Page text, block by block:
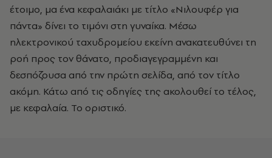
έτοιμο, μα ένα κεφαλαιάκι με τίτλο «Νιλουφέρ για
πάντα» δίνει το τιμόνι στη γυναίκα. Μέσω
ηλεκτρονικού ταχυδρομείου εκείνη ανακατευθύνει τη
ροή προς τον θάνατο, προδιαγεγραμμένη και
δεσπόζουσα από την πρώτη σελίδα, από τον τίτλο
ακόμη. Κάτω από τις οδηγίες της ακολουθεί το τέλος,
με κεφαλαία. Το οριστικό.